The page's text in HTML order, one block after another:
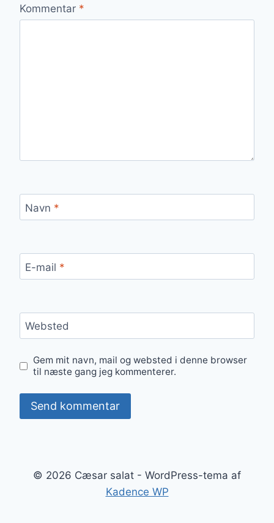
Kommentar *
Navn *
E-mail *
Websted
Gem mit navn, mail og websted i denne browser
til næste gang jeg kommenterer.
© 2026 Cæsar salat - WordPress-tema af
Kadence WP